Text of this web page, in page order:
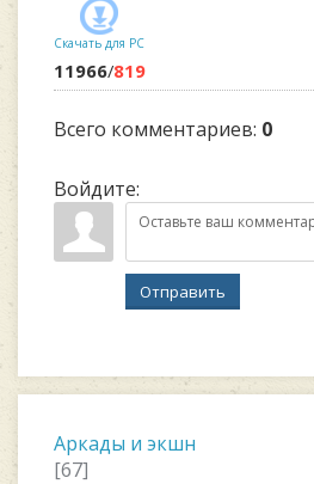
Скачать для PC
11966/819
Всего комментариев: 0
Войдите:
Отправить
Аркады и экшн
[67]